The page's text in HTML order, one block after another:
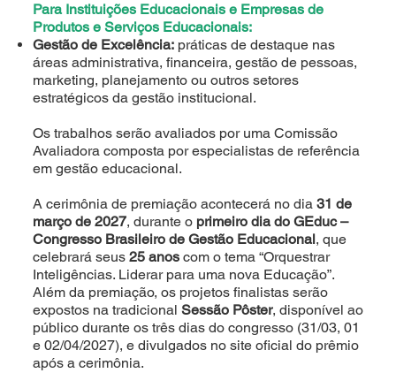
Para Instituições Educacionais e Empresas de
Produtos e Serviços Educacionais:
Gestão de Excelência: práticas de destaque nas
áreas administrativa, financeira, gestão de pessoas,
marketing, planejamento ou outros setores
estratégicos da gestão institucional.
Os trabalhos serão avaliados por uma Comissão
Avaliadora composta por especialistas de referência
em gestão educacional.
A cerimônia de premiação acontecerá no dia 31 de
março de 2027, durante o primeiro dia do GEduc –
Congresso Brasileiro de Gestão Educacional, que
celebrará seus25 anoscom o tema “Orquestrar
Inteligências. Liderar para uma nova Educação”.
Além da premiação, os projetos finalistas serão
expostos na tradicionalSessão Pôster, disponível ao
público durante os três dias do congresso (31/03, 01
e 02/04/2027), e divulgados no site oficial do prêmio
após a cerimônia.